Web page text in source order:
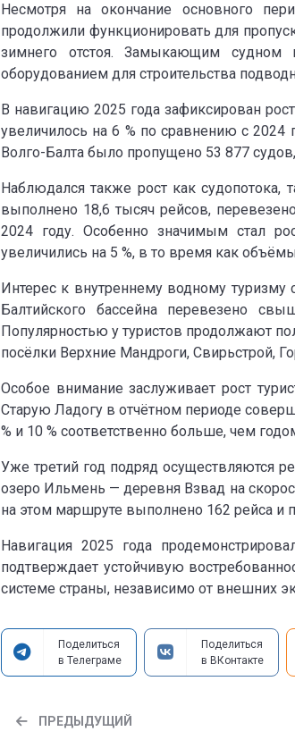
Несмотря на окончание основного
продолжили функционировать для
зимнего отстоя. Замыкающим судном
оборудованием для строительства
В навигацию 2025 года зафиксирован
увеличилось на 6 % по сравнению с
Волго-Балта было пропущено 53 877
Наблюдался также рост как
выполнено 18,6 тысяч рейсов,
2024 году. Особенно значимым стал
увеличились на 5 %, в то время как
Интерес к внутреннему водному
Балтийского бассейна перевезено
Популярностью у туристов продолжают
посёлки Верхние Мандроги, Свирьстрой,
Особое внимание заслуживает рост
Старую Ладогу в отчётном периоде
% и 10 % соответственно больше, чем
Уже третий год подряд осуществляются
озеро Ильмень — деревня Взвад на
на этом маршруте выполнено 162 рейса и
Навигация 2025 года
подтверждает устойчивую
системе страны, независимо от внешних
Поделиться
в Телеграме
Поделиться
в ВКонтакте
ПРЕДЫДУЩИЙ